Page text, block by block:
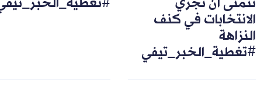
الانتخابات في كنف
النزاهة
#تغطية_الخبر_تيفي